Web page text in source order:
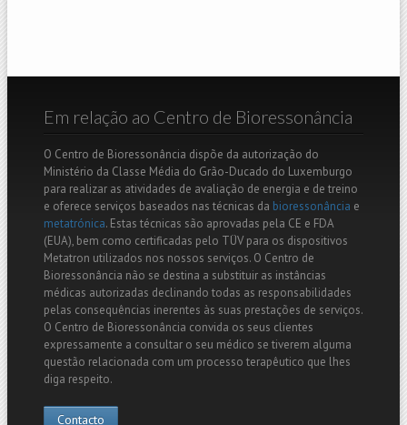
Em relação ao Centro de Bioressonância
O Centro de Bioressonância dispõe da autorização do
Ministério da Classe Média do Grão-Ducado do Luxemburgo
para realizar as atividades de avaliação de energia e de treino
e oferece serviços baseados nas técnicas da bioressonância e
metatrónica. Estas técnicas são aprovadas pela CE e FDA
(EUA), bem como certificadas pelo TÜV para os dispositivos
Metatron utilizados nos nossos serviços. O Centro de
Bioressonância não se destina a substituir as instâncias
médicas autorizadas declinando todas as responsabilidades
pelas consequências inerentes às suas prestações de serviços.
O Centro de Bioressonância convida os seus clientes
expressamente a consultar o seu médico se tiverem alguma
questão relacionada com um processo terapêutico que lhes
diga respeito.
Contacto